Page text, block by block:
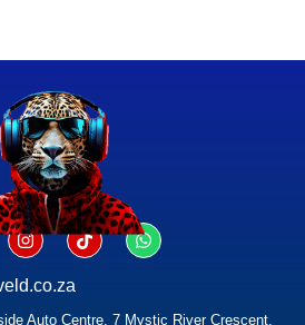
Auto Centre, 7 Mystic River Crescent,